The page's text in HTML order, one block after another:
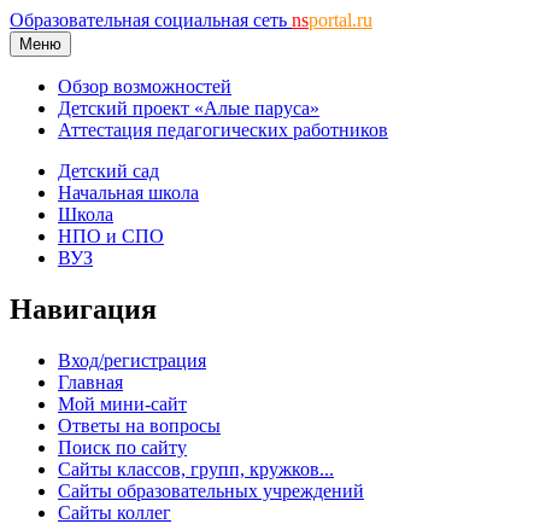
Образовательная социальная сеть nsportal.ru
Меню
Обзор возможностей
Детский проект «Алые паруса»
Аттестация педагогических работников
Детский сад
Начальная школа
Школа
НПО и СПО
ВУЗ
Навигация
Вход/регистрация
Главная
Мой мини-сайт
Ответы на вопросы
Поиск по сайту
Сайты классов, групп, кружков...
Сайты образовательных учреждений
Сайты коллег